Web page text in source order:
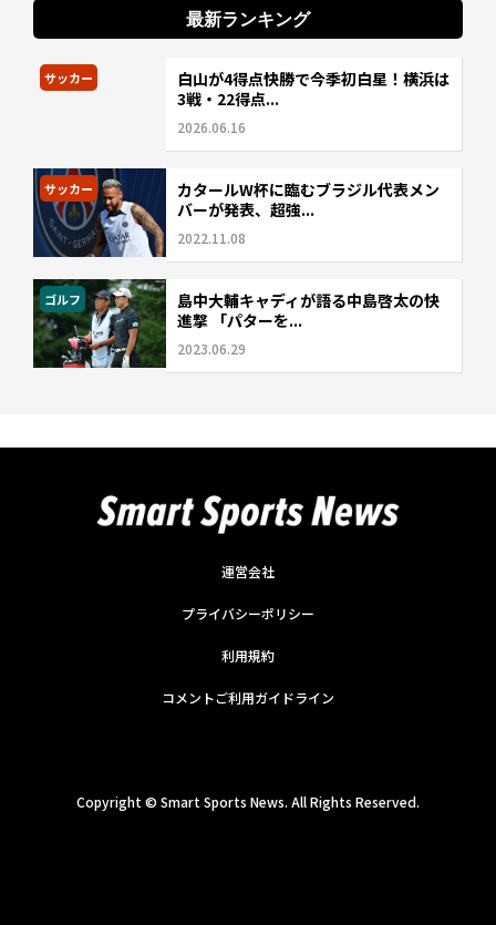
最新ランキング
サッカー
白山が4得点快勝で今季初白星！横浜は
3戦・22得点...
2026.06.16
サッカー
カタールW杯に臨むブラジル代表メン
バーが発表、超強...
2022.11.08
ゴルフ
島中大輔キャディが語る中島啓太の快
進撃 「パターを...
2023.06.29
運営会社
プライバシーポリシー
利用規約
コメントご利用ガイドライン
Copyright © Smart Sports News. All Rights Reserved.